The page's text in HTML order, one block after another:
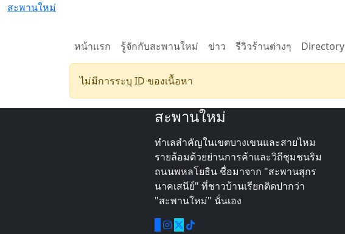
สะพานใหม่
หน้าแรก รู้จักกับสะพานใหม่ ข่าว รีวิวร้านต่างๆ Directory
ไม่มีการระบุ ID ของเนื้อหา
สะพานใหม่
ทำเลสำคัญในเขตบางเขนและสายไหม
รายล้อมด้วยย่านการค้าและวิถีชุมชนริม
ถนนพหลโยธิน ชื่อมาจาก "สะพานสุกร
นาคเสนีย์" ที่ชาวบ้านเรียกติดปากว่า
"สะพานใหม่" นั่นเอง